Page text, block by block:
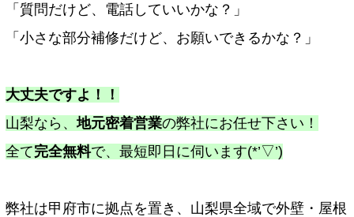
「質問だけど、電話していいかな？」
「小さな部分補修だけど、お願いできるかな？」
大丈夫ですよ！！
山梨なら、地元密着営業の弊社にお任せ下さい！
全て完全無料で、最短即日に伺います(*’▽’)
弊社は甲府市に拠点を置き、山梨県全域で外壁・屋根